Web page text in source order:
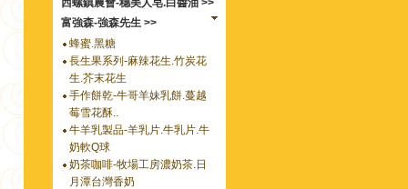
西螺鎮農會-穗美人皂.白醬油 >>
富強森-強森先生 >>
蜂蜜.黑糖
長生果系列-麻辣花生.竹炭花
生.芥末花生
手作餅乾-牛哥羊妹乳餅.蔓越
莓雪花酥..
牛羊乳製品-羊乳片.牛乳片.牛
奶軟Q球
奶茶咖啡-牧場工房濃奶茶.日
月潭台灣香奶